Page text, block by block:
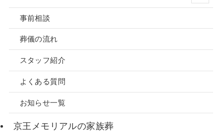
事前相談
葬儀の流れ
スタッフ紹介
よくある質問
お知らせ一覧
京王メモリアルの家族葬